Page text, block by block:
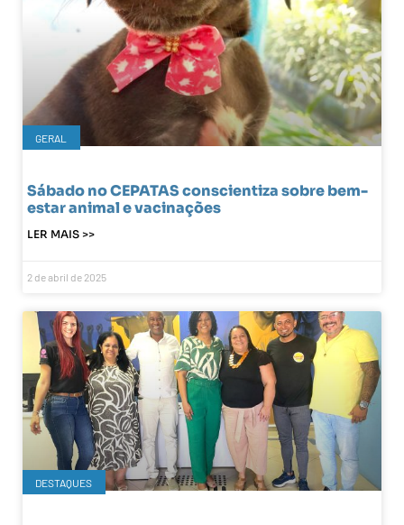
GERAL
Sábado no CEPATAS conscientiza sobre bem-
estar animal e vacinações
LER MAIS >>
2 de abril de 2025
DESTAQUES